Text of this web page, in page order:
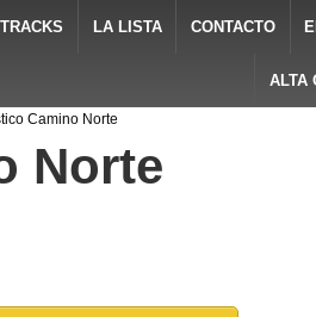
TRACKS LA LISTA CONTACTO
ALTA
Camino Norte
Norte